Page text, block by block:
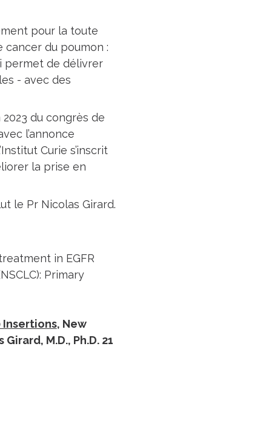
pour la toute
du poumon :
permet de délivrer
- avec des
du congrès de
l’annonce
Curie s’inscrit
la prise en
le Pr Nicolas Girard.
in EGFR
Primary
Insertions, New
M.D., Ph.D. 21